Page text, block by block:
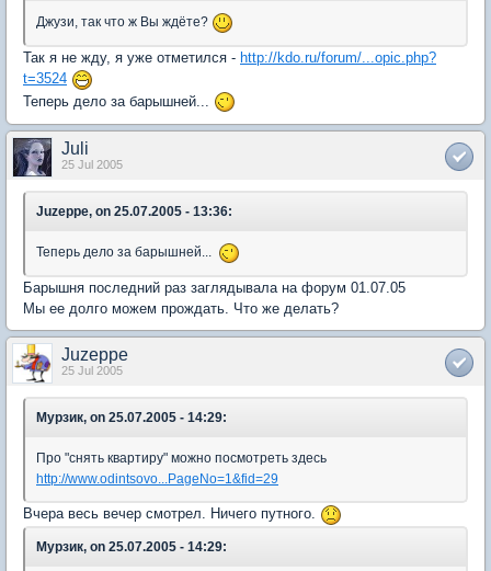
Джузи, так что ж Вы ждёте?
Так я не жду, я уже отметился - http://kdo.ru/forum/...opic.php?
t=3524
Теперь дело за барышней...
Juli
25 Jul 2005
Juzeppe, on 25.07.2005 - 13:36:
Теперь дело за барышней...
Барышня последний раз заглядывала на форум 01.07.05
Мы ее долго можем прождать. Что же делать?
Juzeppe
25 Jul 2005
Мурзик, on 25.07.2005 - 14:29:
Про "снять квартиру" можно посмотреть здесь
http://www.odintsovo...PageNo=1&fid=29
Вчера весь вечер смотрел. Ничего путного.
Мурзик, on 25.07.2005 - 14:29: